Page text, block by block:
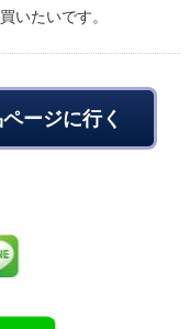
いたいです。
ージに行く